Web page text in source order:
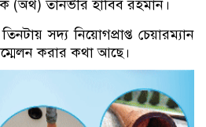
(অর্থ) তানভীর হাবিব রহমান।
সদ্য নিয়োগপ্রাপ্ত চেয়ারম্যান
করার কথা আছে।